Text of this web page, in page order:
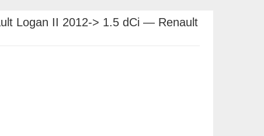
Logan II 2012-> 1.5 dCi — Renault